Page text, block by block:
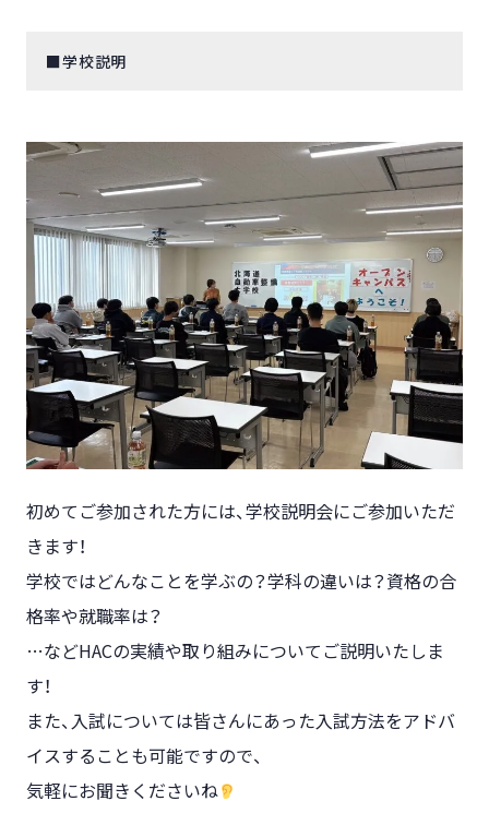
■学校説明
初めてご参加された方には、学校説明会にご参加いただ
きます！
学校ではどんなことを学ぶの？学科の違いは？資格の合
格率や就職率は？
…などHACの実績や取り組みについてご説明いたしま
す！
また、入試については皆さんにあった入試方法をアドバ
イスすることも可能ですので、
気軽にお聞きくださいね